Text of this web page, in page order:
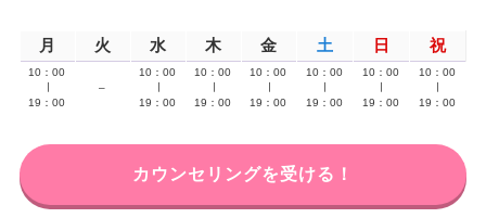
月 火 水 木 金 土 日 祝
10：00
19：00
–
10：00
19：00
10：00
19：00
10：00
19：00
10：00
19：00
10：00
19：00
10：00
19：00
カウンセリングを受ける！